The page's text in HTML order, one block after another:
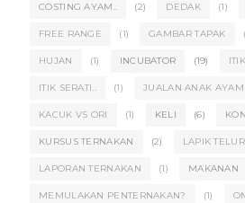
COSTING AYAM.. (2) DEDAK (1)
FREE RANGE (1) GAMBAR TAPAK
HUJAN (1) INCUBATOR (19)
ITIK SERATI.. (1) JUALAN ANAK AYAM
KACUK VS ORI (1) KELI (6)
KURSUS TERNAKAN (2) LAPIK TELUR
LAPORAN TERNAKAN (1) MAKANAN
MEMULAKAN PENTERNAKAN? (1)